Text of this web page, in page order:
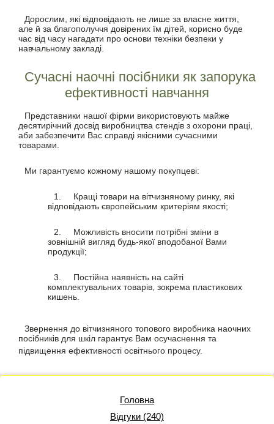
Дорослим, які відповідають не лише за власне життя,
але й за благополуччя довірених їм дітей, корисно буде
час від часу нагадати про основи техніки безпеки у
навчальному закладі.
Сучасні наочні посібники як запорука
ефективності навчання
Представники нашої фірми використовують майже
десятирічний досвід виробництва стендів з охорони праці,
аби забезпечити Вас справді якісними сучасними
товарами.
Ми гарантуємо кожному нашому покупцеві:
1.
Кращі товари на вітчизняному ринку, які
відповідають європейським критеріям якості;
2.
Можливість вносити потрібні зміни в
зовнішній вигляд будь-якої вподобаної Вами
продукції;
3.
Постійна наявність на сайті
комплектувальних товарів, зокрема пластикових
кишень.
Звернення до вітчизняного топового виробника наочних
посібників для шкіл гарантує Вам осучаснення та
підвищення ефективності освітнього процесу.
Головна
Відгуки (240)